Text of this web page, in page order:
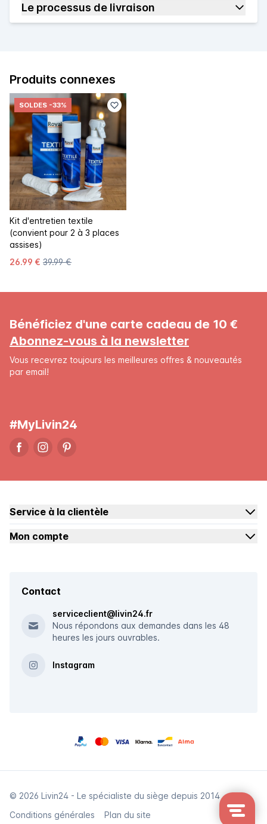
Le processus de livraison
Produits connexes
SOLDES -33%
Kit d'entretien textile
(convient pour 2 à 3 places
assises)
26.99 € 39.99 €
Bénéficiez d'une carte cadeau de 10 €
Abonnez-vous à la newsletter
Vous recevrez toujours les meilleures offres & nouveautés
par email!
#MyLivin24
Service à la clientèle
Mon compte
Contact
serviceclient@livin24.fr
Nous répondons aux demandes dans les 48
heures les jours ouvrables.
Instagram
© 2026 Livin24 - Le spécialiste du siège depuis 2014
Conditions générales
Plan du site